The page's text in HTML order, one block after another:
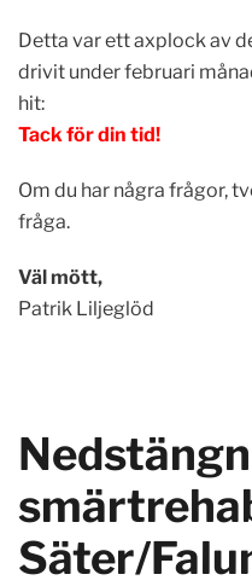
Detta var ett axplock av
drivit under februari
hit:
Tack för din tid!
Om du har några frågor,
fråga.
Väl mött,
Patrik Liljeglöd
Säter/